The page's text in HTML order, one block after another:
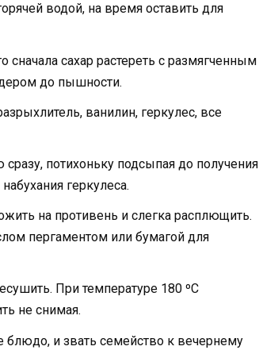
водой, на время оставить для
сначала сахар растереть с размягченным
до пышности.
ванилин, геркулес, все
потихоньку подсыпая до получения
геркулеса.
на противень и слегка расплющить.
пергаментом или бумагой для
При температуре 180 ºС
не снимая.
и звать семейство к вечернему